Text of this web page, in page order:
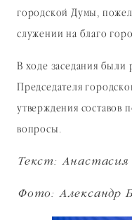
городской Думы,
служении на благо
В ходе заседания
Председателя
утверждения составов
вопросы.
Текст: Анастасия
Фото: Александр